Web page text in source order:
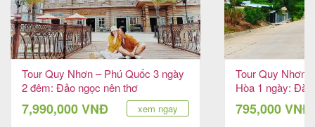
Tour Quy Nhơn – Phú Quốc 3 ngày
2 đêm: Đảo ngọc nên thơ
7,990,000 VNĐ xem ngay
Tour Quy Nhơn
Hòa 1 ngày: Đà
lòng Phú Yên
795,000 VNĐ